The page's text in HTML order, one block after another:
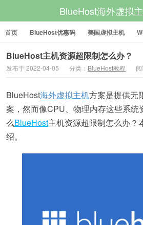
BlueHost海外虚拟
首页 BlueHost优惠码 美国虚拟主机
美国VPS 美国服务器
BlueHost主机资源超限制怎么办？
发布于 2022-04-05 分类： BlueHost教程
BlueHost海外虚拟主机方案是提供无
案，然而像CPU、物理内存这些系统
么BlueHost主机资源超限制怎么办？
绍。